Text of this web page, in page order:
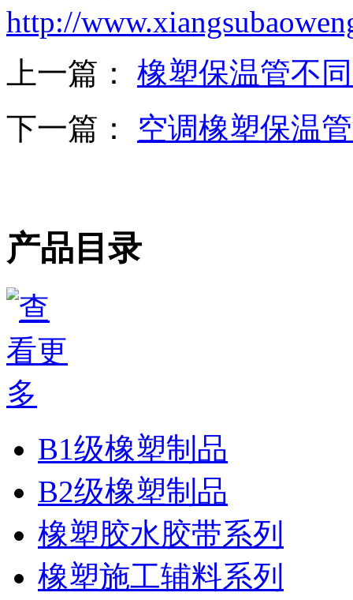
http://
上一篇： 橡塑保温管不
下一篇： 空调橡塑保温
产品目录
B1级橡塑制品
B2级橡塑制品
橡塑胶水胶带系列
橡塑施工辅料系列